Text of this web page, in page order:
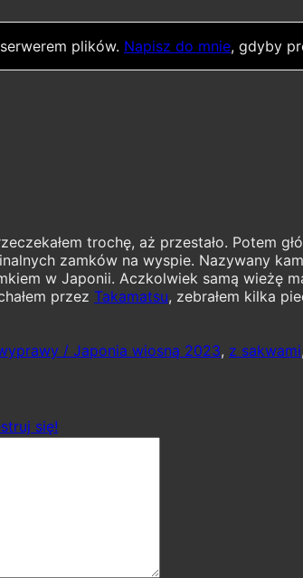
plików. Napisz do mnie, gdyby
trochę, aż przestało. Potem
zamków na wyspie. Nazywany
w Japonii. Aczkolwiek samą wieżę
przez Takamatsu, zebrałem kilka
/ Japonia wiosną 2023, z sakwami,
się!